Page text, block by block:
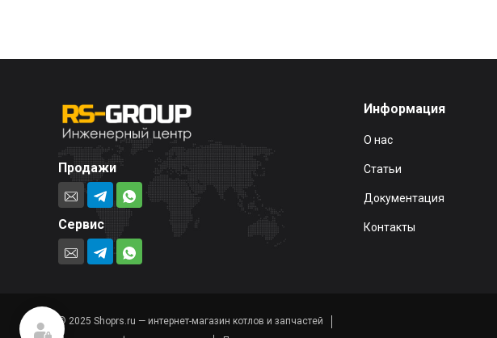
Продажи
Сервис
Информация
О нас
Статьи
Документация
Контакты
© 2025 Shoprs.ru — интернет-магазин котлов и запчастей